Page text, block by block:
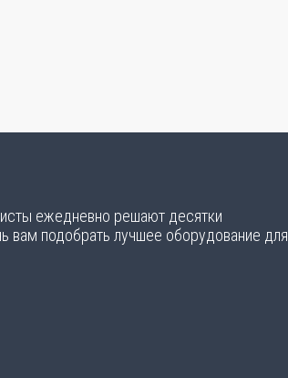
ежедневно решают десятки
вам подобрать лучшее оборудование для